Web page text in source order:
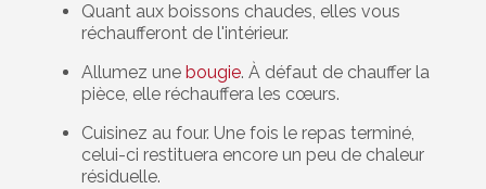
Quant aux boissons chaudes, elles vous
réchaufferont de l'intérieur.
Allumez une bougie. À défaut de chauffer la
pièce, elle réchauffera les cœurs.
Cuisinez au four. Une fois le repas terminé,
celui-ci restituera encore un peu de chaleur
résiduelle.